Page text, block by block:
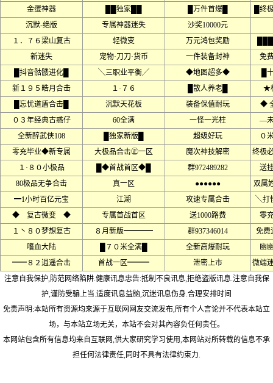
金蛋神器
██独家██ █万件首爆█
█终
沉默-绝版
专属神器迷失
沙奖10000元
１．７６梁山复古
轻微变 万元鸿包奖励
新迷失
宠物·刀刀·货币 一件装备封神
免
█抖音骷髅进化█
╲三职业平衡╱ ◆地图超多◆
█
新１９５皓月合击
１·７６ █散人养老█
★
█忘忧道盾合击█
沉默天花板 装备保值耐玩
◆
０３年经典古惑仔
60全满 一怪一光柱
––
全新醉武侠108
█独家新版█ 超级好玩
０
零充毕业◆新专属
大极品合击㊣一区 魔次神技解密
终极
１·８０小极品
█◆首战首区◆█ 群972489282
送
80极品无争合击
真一区 ●●●●●●
双属
━1小时百亿元宝
江湖 攻速专属合击
╲打
◆ 复古微变 ◆
专属首战首区 送1000路费
零
１丶８０梦想复古
８月新版━━━━ 群937346014
免费
嗜血大陆
█７０米全满█ 全新高爆耐玩
幽
━━８２逍遥合击
首战一区━━━ 泄密上市
微端
注意自我保护,防范网络陷阱.健康讯息忠告:抵制不良讯息,拒绝盗版讯息.注意自我保
护,谨防受骗上当.适度讯息益脑,沉迷讯息伤身.合理安排时间
免责声明:本站所有资源均来源于互联网网友交流发布,所有个人言论并不代表本站立
场，与本站立场无关，本站不会对其內容负任何责任。
本网站包含所有信息均来自互联网,供大家研究学习使用,本网站对所转载的信息不承
担任何法律责任,同时不具有法律约束力.